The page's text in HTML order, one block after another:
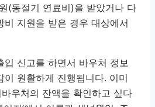
(동절기 연료비)을 받았거나 다
비 지원을 받은 경우 대상에서
입 신고를 하면서 바우처 정보
이 원활하게 진행됩니다. 이미
우처의 잔액을 확인하고 싶다